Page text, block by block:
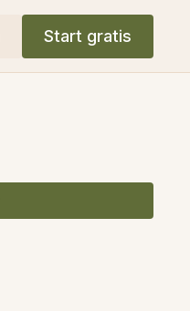
Start gratis